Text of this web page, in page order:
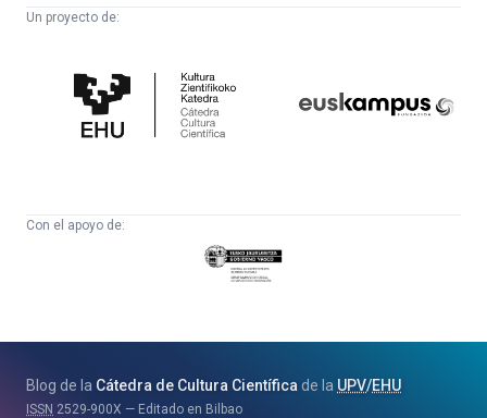
Un proyecto de:
Cultura
Científica
Con el apoyo de:
Eusko
Jaurlaritza
eta
Berrikuntza
Blog de la Cátedra de Cultura Científica de la UPV/EHU
ISSN 2529-900X Editado en Bilbao